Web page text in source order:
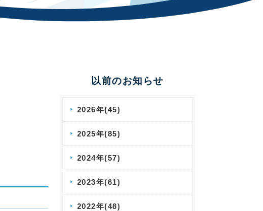
以前のお知らせ
2026年(45)
2025年(85)
2024年(57)
2023年(61)
2022年(48)